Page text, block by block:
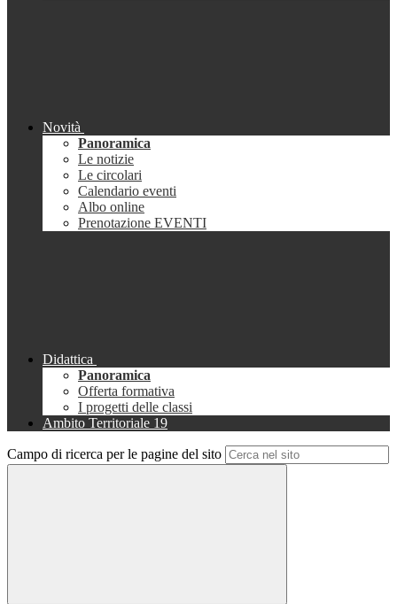
Novità
Panoramica
Le notizie
Le circolari
Calendario eventi
Albo online
Prenotazione EVENTI
Didattica
Panoramica
Offerta formativa
I progetti delle classi
Ambito Territoriale 19
Campo di ricerca per le pagine del sito